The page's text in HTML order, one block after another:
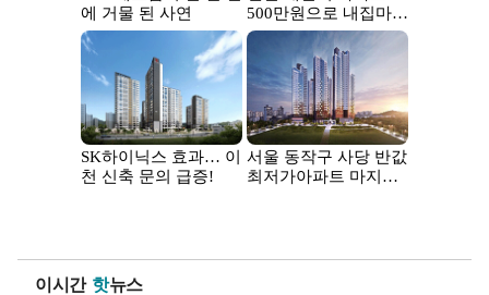
이시간 핫뉴스